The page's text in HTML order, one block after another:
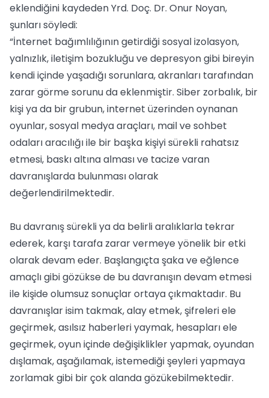
eklendiğini kaydeden Yrd. Doç. Dr. Onur Noyan,
şunları söyledi:
“İnternet bağımlılığının getirdiği sosyal izolasyon,
yalnızlık, iletişim bozukluğu ve depresyon gibi bireyin
kendi içinde yaşadığı sorunlara, akranları tarafından
zarar görme sorunu da eklenmiştir. Siber zorbalık, bir
kişi ya da bir grubun, internet üzerinden oynanan
oyunlar, sosyal medya araçları, mail ve sohbet
odaları aracılığı ile bir başka kişiyi sürekli rahatsız
etmesi, baskı altına alması ve tacize varan
davranışlarda bulunması olarak
değerlendirilmektedir.
Bu davranış sürekli ya da belirli aralıklarla tekrar
ederek, karşı tarafa zarar vermeye yönelik bir etki
olarak devam eder. Başlangıçta şaka ve eğlence
amaçlı gibi gözükse de bu davranışın devam etmesi
ile kişide olumsuz sonuçlar ortaya çıkmaktadır. Bu
davranışlar isim takmak, alay etmek, şifreleri ele
geçirmek, asılsız haberleri yaymak, hesapları ele
geçirmek, oyun içinde değişiklikler yapmak, oyundan
dışlamak, aşağılamak, istemediği şeyleri yapmaya
zorlamak gibi bir çok alanda gözükebilmektedir.